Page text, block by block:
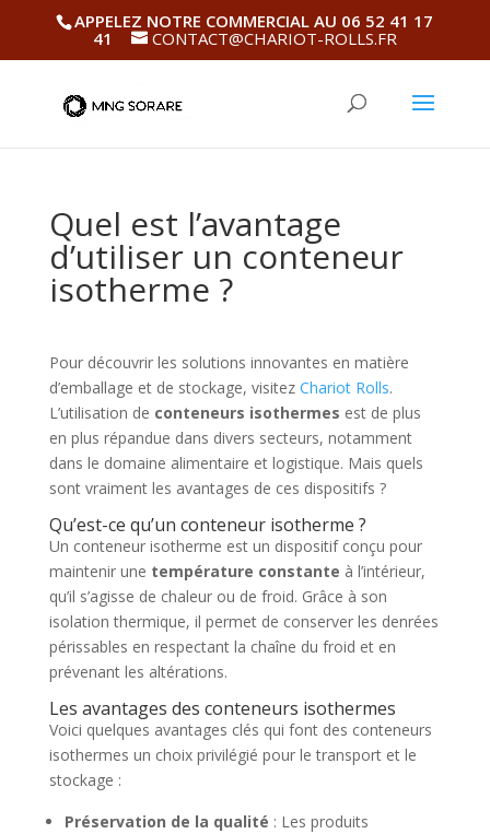
APPELEZ NOTRE COMMERCIAL AU 06 52 41 17
41
CONTACT@CHARIOT-ROLLS.FR
Quel est l’avantage
d’utiliser un conteneur
isotherme ?
Pour découvrir les solutions innovantes en matière
d’emballage et de stockage, visitez Chariot Rolls.
L’utilisation de conteneurs isothermes est de plus
en plus répandue dans divers secteurs, notamment
dans le domaine alimentaire et logistique. Mais quels
sont vraiment les avantages de ces dispositifs ?
Qu’est-ce qu’un conteneur isotherme ?
Un conteneur isotherme est un dispositif conçu pour
maintenir une température constante à l’intérieur,
qu’il s’agisse de chaleur ou de froid. Grâce à son
isolation thermique, il permet de conserver les denrées
périssables en respectant la chaîne du froid et en
prévenant les altérations.
Les avantages des conteneurs isothermes
Voici quelques avantages clés qui font des conteneurs
isothermes un choix privilégié pour le transport et le
stockage :
Préservation de la qualité : Les produits